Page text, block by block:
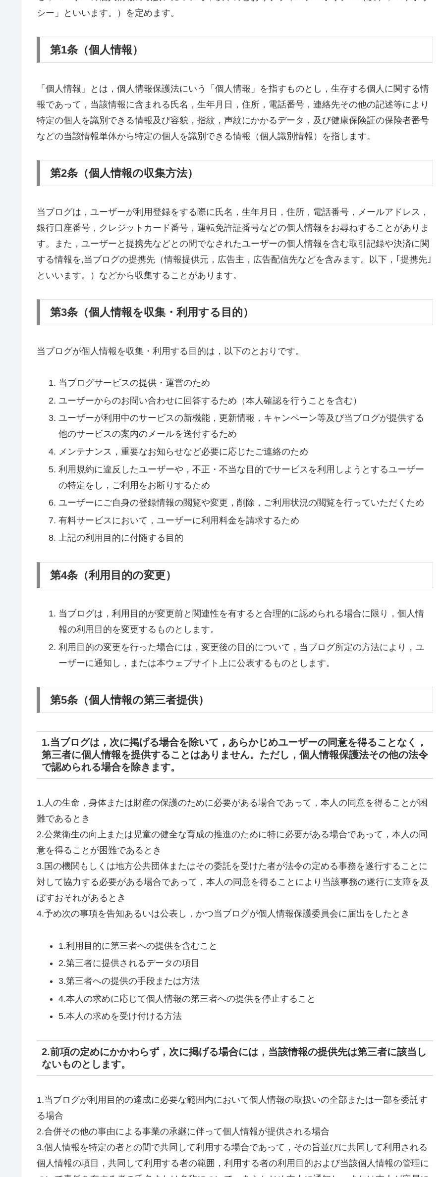
シー」といいます。）を定めます。
第1条（個人情報）
「個人情報」とは，個人情報保護法にいう「個人情報」を指すものとし，生存する個人に関する情
報であって，当該情報に含まれる氏名，生年月日，住所，電話番号，連絡先その他の記述等により
特定の個人を識別できる情報及び容貌，指紋，声紋にかかるデータ，及び健康保険証の保険者番号
などの当該情報単体から特定の個人を識別できる情報（個人識別情報）を指します。
第2条（個人情報の収集方法）
当ブログは，ユーザーが利用登録をする際に氏名，生年月日，住所，電話番号，メールアドレス，
銀行口座番号，クレジットカード番号，運転免許証番号などの個人情報をお尋ねすることがありま
す。また，ユーザーと提携先などとの間でなされたユーザーの個人情報を含む取引記録や決済に関
する情報を,当ブログの提携先（情報提供元，広告主，広告配信先などを含みます。以下，｢提携先｣
といいます。）などから収集することがあります。
第3条（個人情報を収集・利用する目的）
当ブログが個人情報を収集・利用する目的は，以下のとおりです。
当ブログサービスの提供・運営のため
ユーザーからのお問い合わせに回答するため（本人確認を行うことを含む）
ユーザーが利用中のサービスの新機能，更新情報，キャンペーン等及び当ブログが提供する
他のサービスの案内のメールを送付するため
メンテナンス，重要なお知らせなど必要に応じたご連絡のため
利用規約に違反したユーザーや，不正・不当な目的でサービスを利用しようとするユーザー
の特定をし，ご利用をお断りするため
ユーザーにご自身の登録情報の閲覧や変更，削除，ご利用状況の閲覧を行っていただくため
有料サービスにおいて，ユーザーに利用料金を請求するため
上記の利用目的に付随する目的
第4条（利用目的の変更）
当ブログは，利用目的が変更前と関連性を有すると合理的に認められる場合に限り，個人情
報の利用目的を変更するものとします。
利用目的の変更を行った場合には，変更後の目的について，当ブログ所定の方法により，ユ
ーザーに通知し，または本ウェブサイト上に公表するものとします。
第5条（個人情報の第三者提供）
1.当ブログは，次に掲げる場合を除いて，あらかじめユーザーの同意を得ることなく，
第三者に個人情報を提供することはありません。ただし，個人情報保護法その他の法令
で認められる場合を除きます。
1.人の生命，身体または財産の保護のために必要がある場合であって，本人の同意を得ることが困
難であるとき
2.公衆衛生の向上または児童の健全な育成の推進のために特に必要がある場合であって，本人の同
意を得ることが困難であるとき
3.国の機関もしくは地方公共団体またはその委託を受けた者が法令の定める事務を遂行することに
対して協力する必要がある場合であって，本人の同意を得ることにより当該事務の遂行に支障を及
ぼすおそれがあるとき
4.予め次の事項を告知あるいは公表し，かつ当ブログが個人情報保護委員会に届出をしたとき
1.利用目的に第三者への提供を含むこと
2.第三者に提供されるデータの項目
3.第三者への提供の手段または方法
4.本人の求めに応じて個人情報の第三者への提供を停止すること
5.本人の求めを受け付ける方法
2.前項の定めにかかわらず，次に掲げる場合には，当該情報の提供先は第三者に該当し
ないものとします。
1.当ブログが利用目的の達成に必要な範囲内において個人情報の取扱いの全部または一部を委託す
る場合
2.合併その他の事由による事業の承継に伴って個人情報が提供される場合
3.個人情報を特定の者との間で共同して利用する場合であって，その旨並びに共同して利用される
個人情報の項目，共同して利用する者の範囲，利用する者の利用目的および当該個人情報の管理に